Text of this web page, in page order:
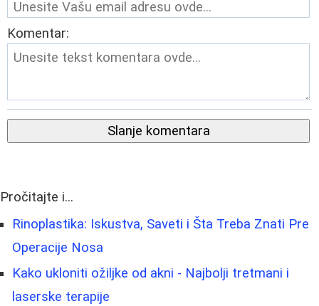
Komentar:
Slanje komentara
Pročitajte i...
Rinoplastika: Iskustva, Saveti i Šta Treba Znati Pre
Operacije Nosa
Kako ukloniti ožiljke od akni - Najbolji tretmani i
laserske terapije